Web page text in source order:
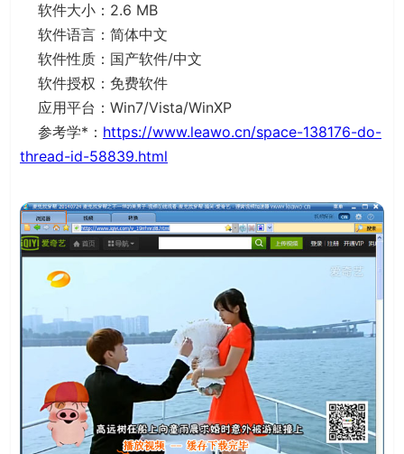
软件大小：2.6 MB
软件语言：简体中文
软件性质：国产软件/中文
软件授权：免费软件
应用平台：Win7/Vista/WinXP
参考学*： https://www.leawo.cn/space-138176-do-
thread-id-58839.html